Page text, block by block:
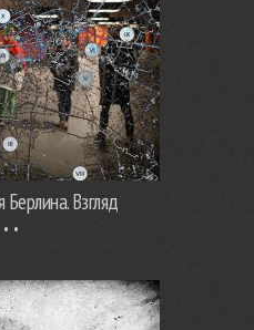
Берлина. Взгляд